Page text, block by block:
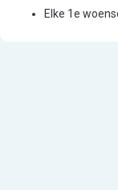
Elke 1e